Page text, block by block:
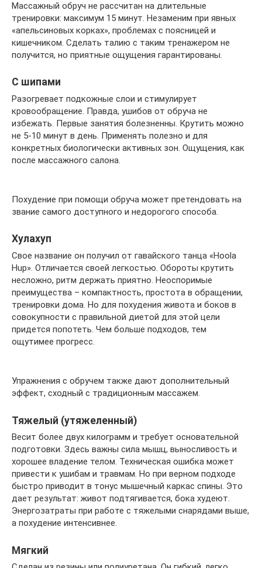
Массажный обруч не рассчитан на длительные
тренировки: максимум 15 минут. Незаменим при явных
«апельсиновых корках», проблемах с поясницей и
кишечником. Сделать талию с таким тренажером не
получится, но приятные ощущения гарантированы.
С шипами
Разогревает подкожные слои и стимулирует
кровообращение. Правда, ушибов от обруча не
избежать. Первые занятия болезненны. Крутить можно
не 5-10 минут в день. Применять полезно и для
конкретных биологически активных зон. Ощущения, как
после массажного салона.
Похудение при помощи обруча может претендовать на
звание самого доступного и недорогого способа.
Хулахуп
Свое название он получил от гавайского танца «Hoola
Hup». Отличается своей легкостью. Обороты крутить
несложно, ритм держать приятно. Неоспоримые
преимущества – компактность, простота в обращении,
тренировки дома. Но для похудения живота и боков в
совокупности с правильной диетой для этой цели
придется попотеть. Чем больше подходов, тем
ощутимее прогресс.
Упражнения с обручем также дают дополнительный
эффект, сходный с традиционным массажем.
Тяжелый (утяжеленный)
Весит более двух килограмм и требует основательной
подготовки. Здесь важны сила мышц, выносливость и
хорошее владение телом. Техническая ошибка может
привести к ушибам и травмам. Но при верном подходе
быстро приводит в тонус мышечный каркас спины. Это
дает результат: живот подтягивается, бока худеют.
Энергозатраты при работе с тяжелыми снарядами выше,
а похудение интенсивнее.
Мягкий